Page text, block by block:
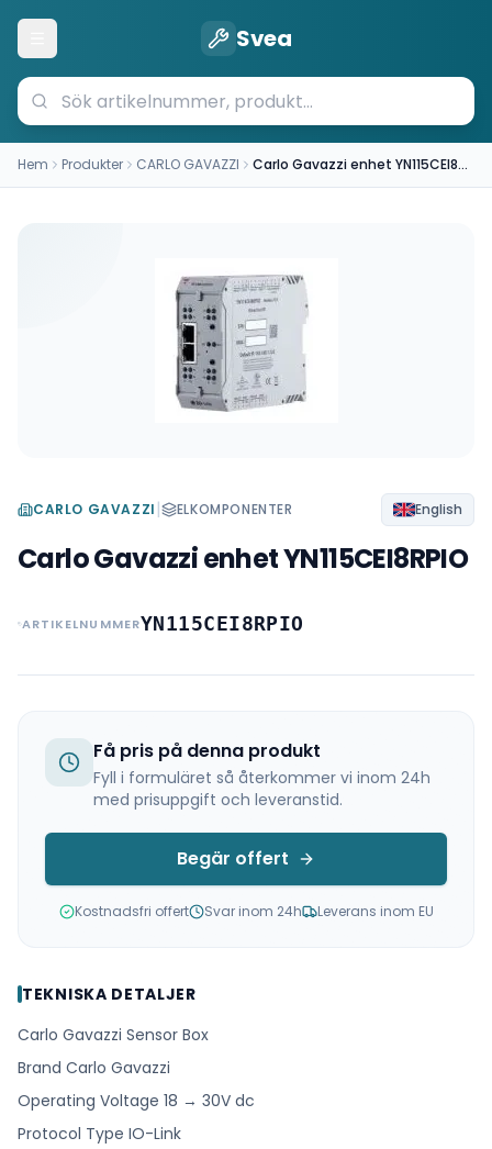
Öppna meny Svea
Hem Produkter CARLO GAVAZZI Carlo Gavazzi enhet YN115CEI8RPIO
CARLO GAVAZZI | ELKOMPONENTER English
Carlo Gavazzi enhet YN115CEI8RPIO
ARTIKELNUMMERYN115CEI8RPIO
Få pris på denna produkt
Fyll i formuläret så återkommer vi inom 24h
med prisuppgift och leveranstid.
Begär offert
Kostnadsfri offert Svar inom 24h Leverans inom EU
TEKNISKA DETALJER
Carlo Gavazzi Sensor Box
Brand Carlo Gavazzi
Operating Voltage 18 → 30V dc
Protocol Type IO-Link